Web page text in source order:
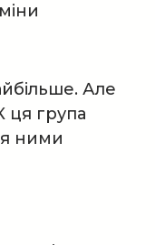
Але
ця група
ними